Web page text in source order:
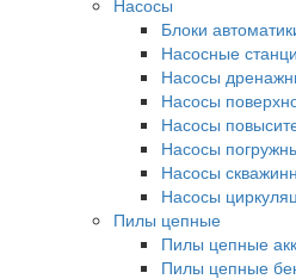
Насосы
Блоки
Насосные
Насосы
Насосы
Насосы
Насосы
Насосы
Насосы
Пилы цепные
Пилы цепные
Пилы цепные